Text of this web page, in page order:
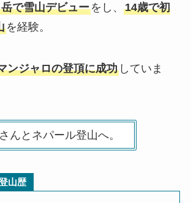
で雪山デビューをし、 14歳で初
を経験。
ンジャロの登頂に成功していま
んとネパール登山へ。
山歴